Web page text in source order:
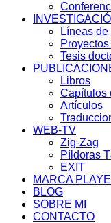
Líneas
Tesis
Libros
Capítulos
Artículos
WEB-TV
Zig-Zag
Píldoras
EXIT
MARCA
BLOG
SOBRE MI
CONTACTO